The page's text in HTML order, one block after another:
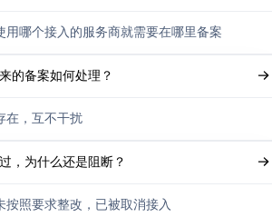
用哪个接入的服务商就需要在哪里备案
的备案如何处理？
在，互不干扰
，为什么还是阻断？
按照要求整改，已被取消接入